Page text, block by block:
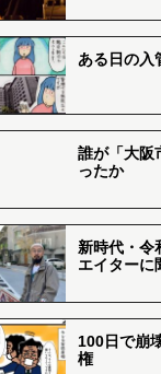
ある日の入
誰が「大阪
ったか
新時代・令
エイターに
100日で崩
権